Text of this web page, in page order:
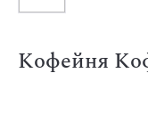
Кофейня